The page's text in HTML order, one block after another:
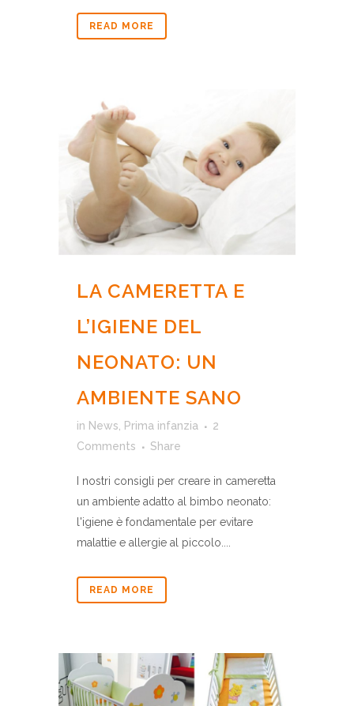
READ MORE
LA CAMERETTA E
L’IGIENE DEL
NEONATO: UN
AMBIENTE SANO
in News Prima infanzia
2
Comments
Share
I nostri consigli per creare in cameretta
un ambiente adatto al bimbo neonato:
l'igiene è fondamentale per evitare
malattie e allergie al piccolo....
READ MORE